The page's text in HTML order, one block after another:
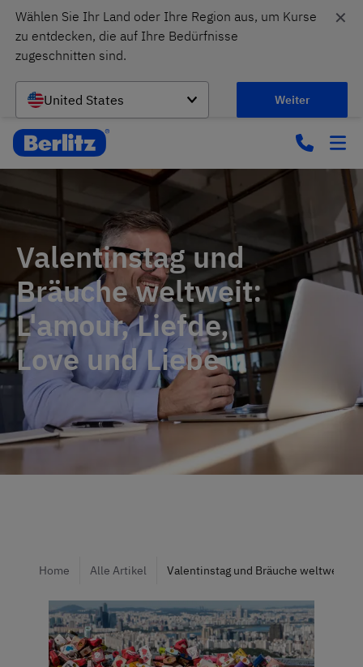
Wählen Sie Ihr Land oder Ihre Region aus, um Kurse
zu entdecken, die auf Ihre Bedürfnisse
zugeschnitten sind.
United States Weiter
✕
Valentinstag und
Bräuche weltweit:
L'amour, Liefde,
Love und Liebe
Home Alle Artikel Valentinstag und Bräuche weltweit: